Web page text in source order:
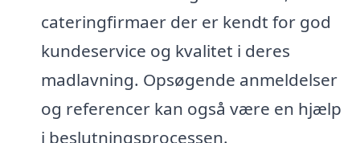
cateringfirmaer der er kendt for god
kundeservice og kvalitet i deres
madlavning. Opsøgende anmeldelser
og referencer kan også være en hjælp
i beslutningsprocessen.